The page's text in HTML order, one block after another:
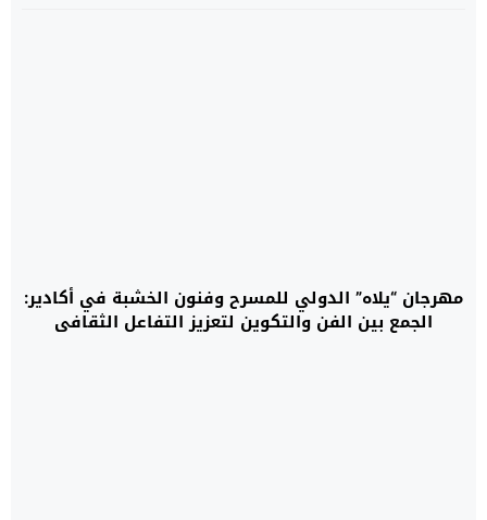
مهرجان “يلاه” الدولي للمسرح وفنون الخشبة في أكادير:
الجمع بين الفن والتكوين لتعزيز التفاعل الثقافي